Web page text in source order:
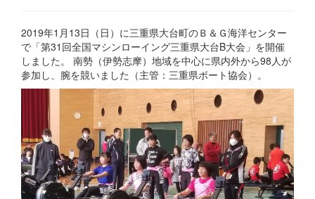
2019年1月13日（日）に三重県大台町のＢ＆Ｇ海洋センター
で「第31回全国マシンローイング三重県大台B大会」を開催
しました。 南勢（伊勢志摩）地域を中心に県内外から98人が
参加し、腕を競いました（主管：三重県ボート協会）。